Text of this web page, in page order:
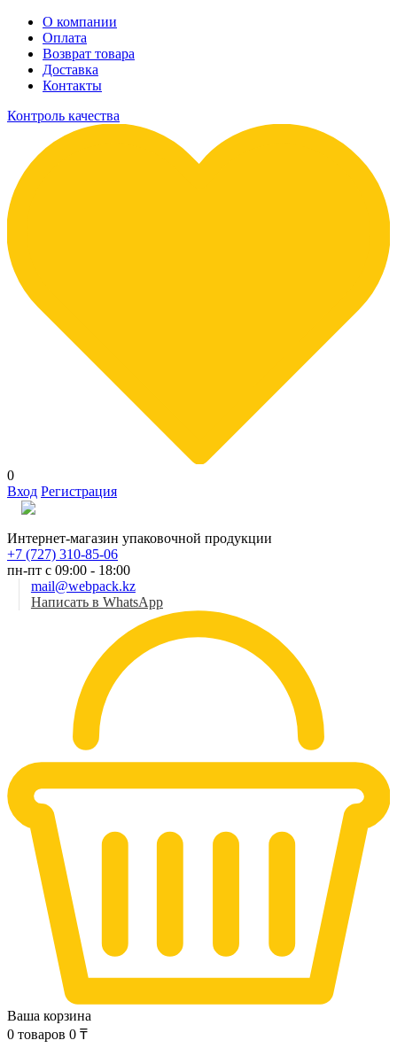
О компании
Оплата
Возврат товара
Доставка
Контакты
Контроль качества
0
Вход Регистрация
Интернет-магазин упаковочной продукции
+7 (727) 310-85-06
пн-пт с 09:00 - 18:00
mail@webpack.kz
Написать в WhatsApp
Ваша корзина
0 товаров 0 ₸